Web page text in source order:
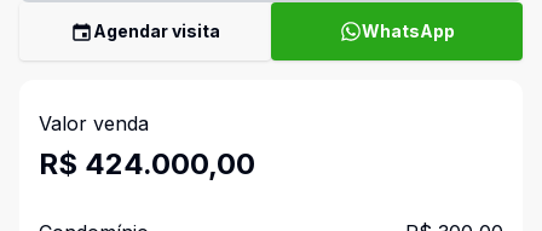
Agendar visita WhatsApp
Valor venda
R$ 424.000,00